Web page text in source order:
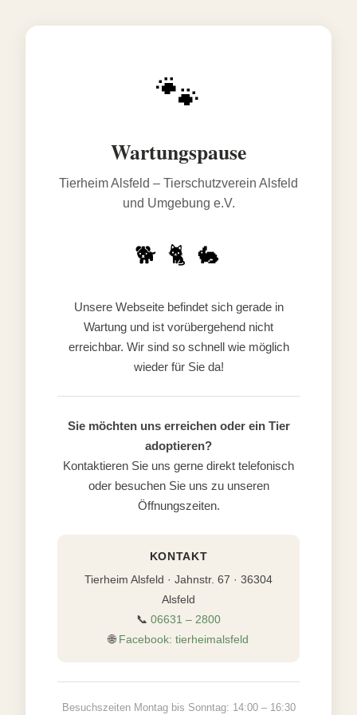
🐾
Wartungspause
Tierheim Alsfeld – Tierschutzverein Alsfeld
und Umgebung e.V.
🐕 🐈 🐇
Unsere Webseite befindet sich gerade in
Wartung und ist vorübergehend nicht
erreichbar. Wir sind so schnell wie möglich
wieder für Sie da!
Sie möchten uns erreichen oder ein Tier
adoptieren?
Kontaktieren Sie uns gerne direkt telefonisch
oder besuchen Sie uns zu unseren
Öffnungszeiten.
KONTAKT
Tierheim Alsfeld · Jahnstr. 67 · 36304
Alsfeld
📞 06631 – 2800
🌐 Facebook: tierheimalsfeld
Besuchszeiten Montag bis Sonntag: 14:00 – 16:30